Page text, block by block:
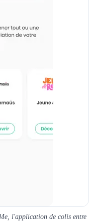
l'application de colis entre